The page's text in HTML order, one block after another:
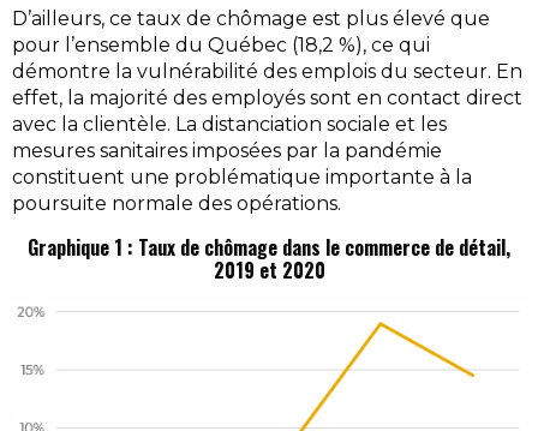
D’ailleurs, ce taux de chômage est plus élevé que
pour l’ensemble du Québec (18,2 %), ce qui
démontre la vulnérabilité des emplois du secteur. En
effet, la majorité des employés sont en contact direct
avec la clientèle. La distanciation sociale et les
mesures sanitaires imposées par la pandémie
constituent une problématique importante à la
poursuite normale des opérations.
Graphique 1 : Taux de chômage dans le commerce de détail,
2019 et 2020